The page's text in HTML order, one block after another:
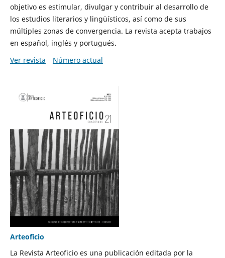
objetivo es estimular, divulgar y contribuir al desarrollo de
los estudios literarios y lingüísticos, así como de sus
múltiples zonas de convergencia. La revista acepta trabajos
en español, inglés y portugués.
Ver revista
Número actual
Arteoficio
La Revista Arteoficio es una publicación editada por la